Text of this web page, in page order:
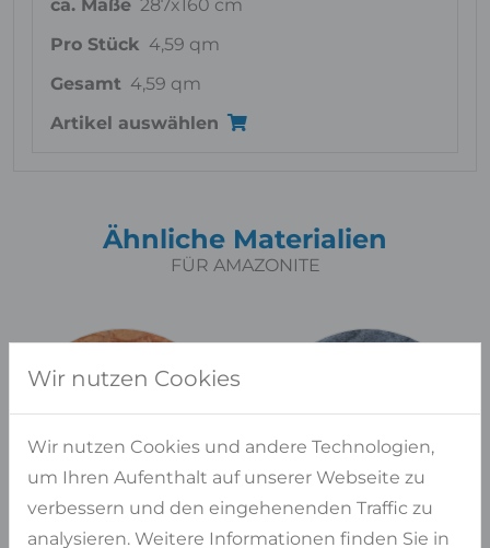
ca. Maße 287x160 cm
Pro Stück 4,59 qm
Gesamt 4,59 qm
Artikel auswählen
Ähnliche Materialien
FÜR AMAZONITE
Wir nutzen Cookies
Wir nutzen Cookies und andere Technologien,
um Ihren Aufenthalt auf unserer Webseite zu
verbessern und den eingehenenden Traffic zu
analysieren. Weitere Informationen finden Sie in